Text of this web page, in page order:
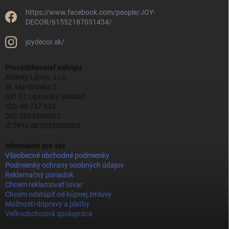
https://www.facebook.com/people/JOY-
DECOR/61552187031434/
joydecor.sk/
Prevádzkovateľ eshopu
Aktivity Liptov, s.r.o.
M. Martinčeka 2
031 01 Liptovský Mikuláš
IČO: 46 747 923
DIČ: 2023568063
IČ DPH: SK2023568063
Informácie pre vás
Všeobecné obchodné podmienky
Podmienky ochrany osobných údajov
Reklamačný poriadok
Chcem reklamovať tovar
Chcem odstúpiť od kúpnej zmluvy
Možnosti dopravy a platby
Veľkoobchodná spolupráca